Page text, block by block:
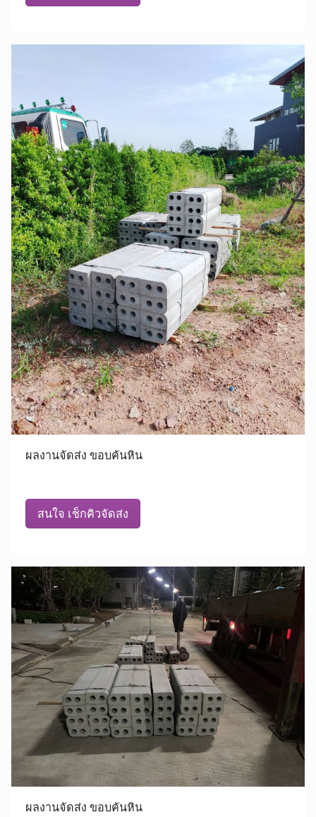
ผลงานจัดส่ง ขอบคันหิน
สนใจ เช็กคิวจัดส่ง
ผลงานจัดส่ง ขอบคันหิน